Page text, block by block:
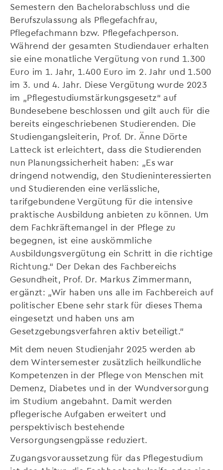
Semestern den Bachelorabschluss und die
Berufszulassung als Pflegefachfrau,
Pflegefachmann bzw. Pflegefachperson.
Während der gesamten Studiendauer erhalten
sie eine monatliche Vergütung von rund 1.300
Euro im 1. Jahr, 1.400 Euro im 2. Jahr und 1.500
im 3. und 4. Jahr. Diese Vergütung wurde 2023
im „Pflegestudiumstärkungsgesetz“ auf
Bundesebene beschlossen und gilt auch für die
bereits eingeschriebenen Studierenden. Die
Studiengangsleiterin, Prof. Dr. Änne Dörte
Latteck ist erleichtert, dass die Studierenden
nun Planungssicherheit haben: „Es war
dringend notwendig, den Studieninteressierten
und Studierenden eine verlässliche,
tarifgebundene Vergütung für die intensive
praktische Ausbildung anbieten zu können. Um
dem Fachkräftemangel in der Pflege zu
begegnen, ist eine auskömmliche
Ausbildungsvergütung ein Schritt in die richtige
Richtung.“ Der Dekan des Fachbereichs
Gesundheit, Prof. Dr. Markus Zimmermann,
ergänzt: „Wir haben uns alle im Fachbereich auf
politischer Ebene sehr stark für dieses Thema
eingesetzt und haben uns am
Gesetzgebungsverfahren aktiv beteiligt.“
Mit dem neuen Studienjahr 2025 werden ab
dem Wintersemester zusätzlich heilkundliche
Kompetenzen in der Pflege von Menschen mit
Demenz, Diabetes und in der Wundversorgung
im Studium angebahnt. Damit werden
pflegerische Aufgaben erweitert und
perspektivisch bestehende
Versorgungsengpässe reduziert.
Zugangsvoraussetzung für das Pflegestudium